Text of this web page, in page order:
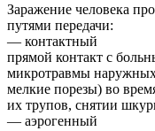
Заражение человека
путями передачи:
— контактный
прямой контакт с
микротравмы
мелкие порезы) во
их трупов, снятии
— аэрогенный